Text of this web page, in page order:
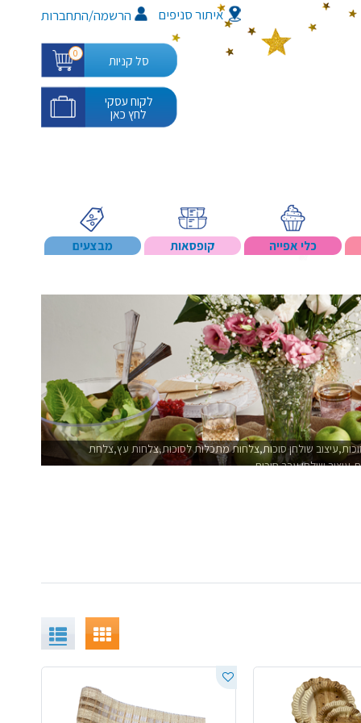
איתור סניפים הרשמה/התחברות
סל קניות 0
לקוח עסקי
לחץ כאן
כלי אפייה קופסאות מבצעים
שולחן סוכות,צלחות מתכלות לסוכות,צלחות עץ,צלחת
שולחן ערב סוכות